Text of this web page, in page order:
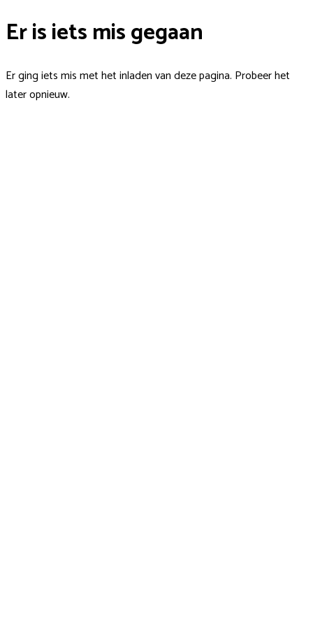
Er is iets mis gegaan
Er ging iets mis met het inladen van deze pagina. Probeer het
later opnieuw.